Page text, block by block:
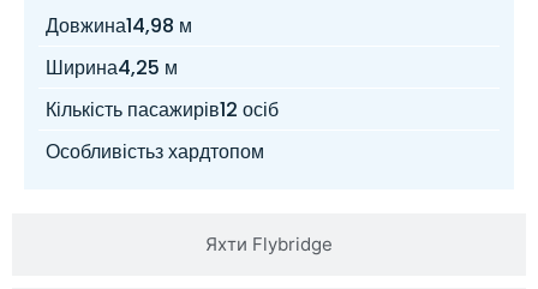
Яхти Flybridge
Довжина14,98 м
Ширина4,25 м
Кількість пасажирів12 осіб
Особливістьз хардтопом